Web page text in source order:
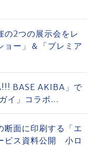
の2つの展示会をレ
ー」＆「プレミア
BASE AKIBA」で
イ」コラボ...
面に印刷する「エ
ビス資料公開 小ロ